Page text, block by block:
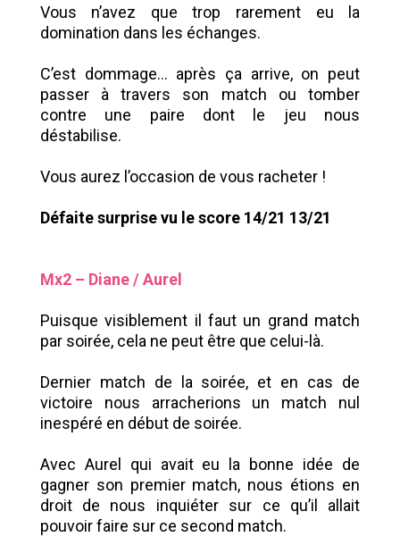
Vous n’avez que trop rarement eu la
domination dans les échanges.
C’est dommage... après ça arrive, on peut
passer à travers son match ou tomber
contre une paire dont le jeu nous
déstabilise.
Vous aurez l’occasion de vous racheter !
Défaite surprise vu le score 14/21 13/21
Mx2 – Diane / Aurel
Puisque visiblement il faut un grand match
par soirée, cela ne peut être que celui-là.
Dernier match de la soirée, et en cas de
victoire nous arracherions un match nul
inespéré en début de soirée.
Avec Aurel qui avait eu la bonne idée de
gagner son premier match, nous étions en
droit de nous inquiéter sur ce qu’il allait
pouvoir faire sur ce second match.